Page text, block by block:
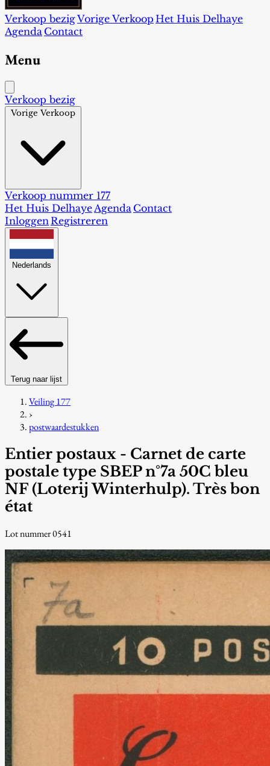
Verkoop bezigVorige Verkoop Het Huis Delhaye
Agenda Contact
Menu
Verkoop bezig
Vorige Verkoop
Verkoop nummer 177
Het Huis DelhayeAgenda Contact
InloggenRegistreren
Nederlands
Terug naar lijst
Veiling 177
›
postwaardestukken
Entier postaux - Carnet de carte
postale type SBEP n°7a 50C bleu
NF (Loterij Winterhulp). Très bon
état
Lot nummer 0541